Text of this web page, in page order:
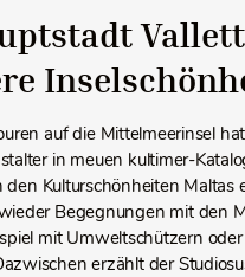
auf die Mittelmeerinsel
in meuen kultimer-
Kulturschönheiten Maltas
Begegnungen mit den
mit Umweltschützern
erzählt der